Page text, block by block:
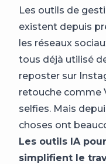
Les outils de
existent depuis
les réseaux
tous déjà utilisé
reposter sur
retouche comme
selfies. Mais
choses ont
Les outils IA
simplifient le